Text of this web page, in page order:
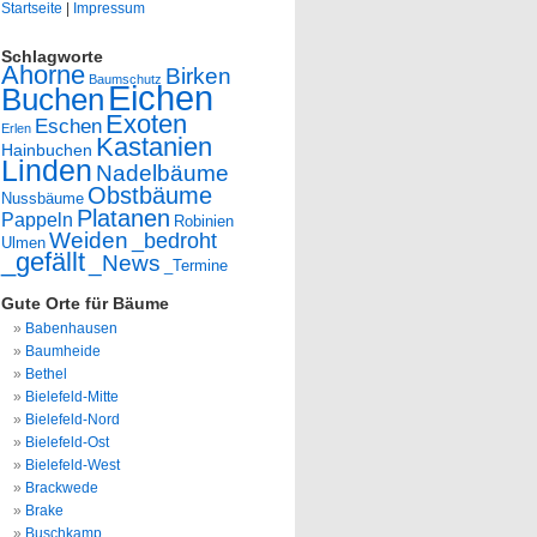
Startseite Impressum
Schlagworte
Ahorne Baumschutz Birken
BuchenEichen
Erlen Eschen Exoten
Hainbuchen Kastanien
Linden Nadelbäume
Nussbäume Obstbäume
Pappeln Platanen Robinien
Ulmen Weiden _bedroht
_gefällt _News _Termine
Gute Orte für Bäume
Babenhausen
Baumheide
Bethel
Bielefeld-Mitte
Bielefeld-Nord
Bielefeld-Ost
Bielefeld-West
Brackwede
Brake
Buschkamp